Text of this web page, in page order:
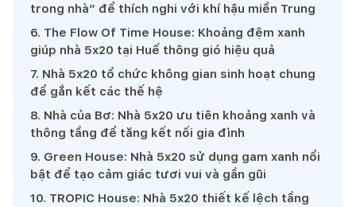
trong nhà” để thích nghi với khí hậu miền Trung
6. The Flow Of Time House: Khoảng đệm xanh
giúp nhà 5x20 tại Huế thông gió hiệu quả
7. Nhà 5x20 tổ chức không gian sinh hoạt chung
để gắn kết các thế hệ
8. Nhà của Bơ: Nhà 5x20 ưu tiên khoảng xanh và
thông tầng để tăng kết nối gia đình
9. Green House: Nhà 5x20 sử dụng gam xanh nổi
bật để tạo cảm giác tươi vui và gần gũi
10. TROPIC House: Nhà 5x20 thiết kế lệch tầng